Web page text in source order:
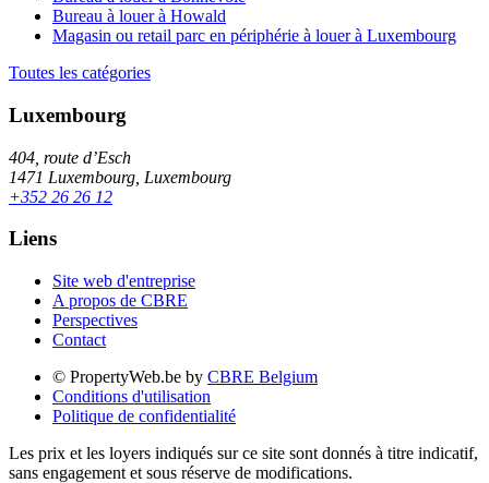
Bureau à louer à Howald
Magasin ou retail parc en périphérie à louer à Luxembourg
Toutes les catégories
Luxembourg
404, route d’Esch
1471 Luxembourg, Luxembourg
+352 26 26 12
Liens
Site web d'entreprise
A propos de CBRE
Perspectives
Contact
© PropertyWeb.be by CBRE Belgium
Conditions d'utilisation
Politique de confidentialité
Les prix et les loyers indiqués sur ce site sont donnés à titre indicatif,
sans engagement et sous réserve de modifications.